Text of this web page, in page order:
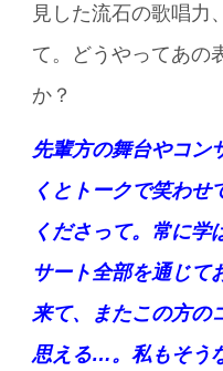
見した流石の歌唱力
て。どうやってあの
か？
先輩方の舞台やコン
くとトークで笑わせ
くださって。常に学
サート全部を通じて
来て、またこの方の
思える…。私もそう